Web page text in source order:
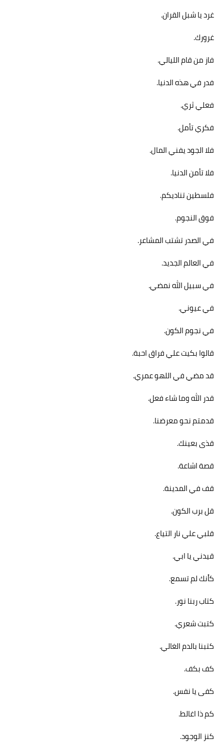
غرد يا شبل القران.
غرورك.
فاز من قام الليالي.
فدر في هذه الدنيا.
فعلي ثري.
فكري تأمل.
فلا الجود يفني المال.
فلا تأمن الدنيا.
فلسطين تناديكم.
فوق النجوم.
في الصدر تشتب المشاعر.
في العالم الجديد.
في سبيل الله نمضي.
في عيوني.
في نجوم الكون.
قالوا بكيت علي فراق احبة.
قد مضي في اللهو عمري.
قدر الله وما شاء فعل.
قدمتم نحو معرضنا.
قذى بعينك.
قصة اشاعة.
قف في المدينة.
قل برب الكون.
قلبي علي نار التياع.
قيدني يا ابي.
كاْنك لم تسمع.
كتاب ربنا نور.
كتبت شعري.
كتبنا بالدم الغالي.
كف بكف.
كفى يا نفس.
كم ذا اغالط.
كنز الوجود.